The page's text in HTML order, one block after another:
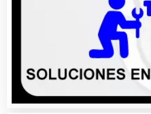
Artículos para el Hogar
Artículos para Regalos